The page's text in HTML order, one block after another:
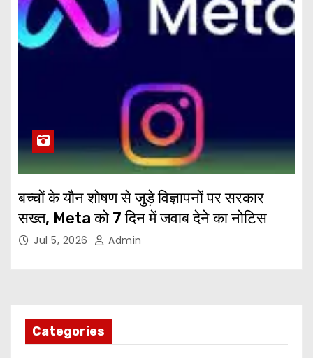
बच्चों के यौन शोषण से जुड़े विज्ञापनों पर सरकार
सख्त, Meta को 7 दिन में जवाब देने का नोटिस
Jul 5, 2026 Admin
Categories